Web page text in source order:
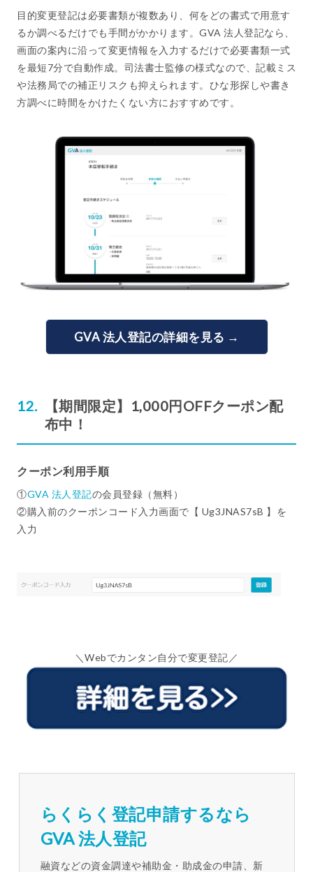
目的変更登記は必要書類が複数あり、何をどの書式で用意す
るか調べるだけでも手間がかかります。GVA 法人登記なら、
画面の案内に沿って変更情報を入力するだけで必要書類一式
を最短7分で自動作成。司法書士監修の様式なので、記載ミス
や法務局での補正リスクも抑えられます。ひな形探しや書き
方調べに時間をかけたくない方におすすめです。
GVA 法人登記の詳細を見る →
【期間限定】1,000円OFFクーポン配
布中！
クーポン利用手順
①GVA 法人登記の会員登録（無料）
②購入前のクーポンコード入力画面で【 Ug3JNAS7sB 】を
入力
＼Webでカンタン自分で変更登記／
らくらく登記申請するなら
GVA 法人登記
融資などの資金調達や補助金・助成金の申請、新